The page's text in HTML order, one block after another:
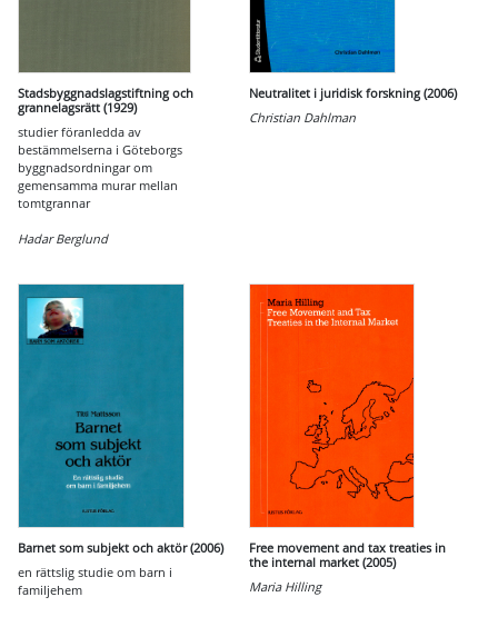
Stadsbyggnadslagstiftning och
grannelagsrätt (1929)
studier föranledda av
bestämmelserna i Göteborgs
byggnadsordningar om
gemensamma murar mellan
tomtgrannar
Hadar Berglund
Neutralitet i juridisk forskning (2006)
Christian Dahlman
Barnet som subjekt och aktör (2006)
en rättslig studie om barn i
familjehem
Free movement and tax treaties in
the internal market (2005)
Maria Hilling